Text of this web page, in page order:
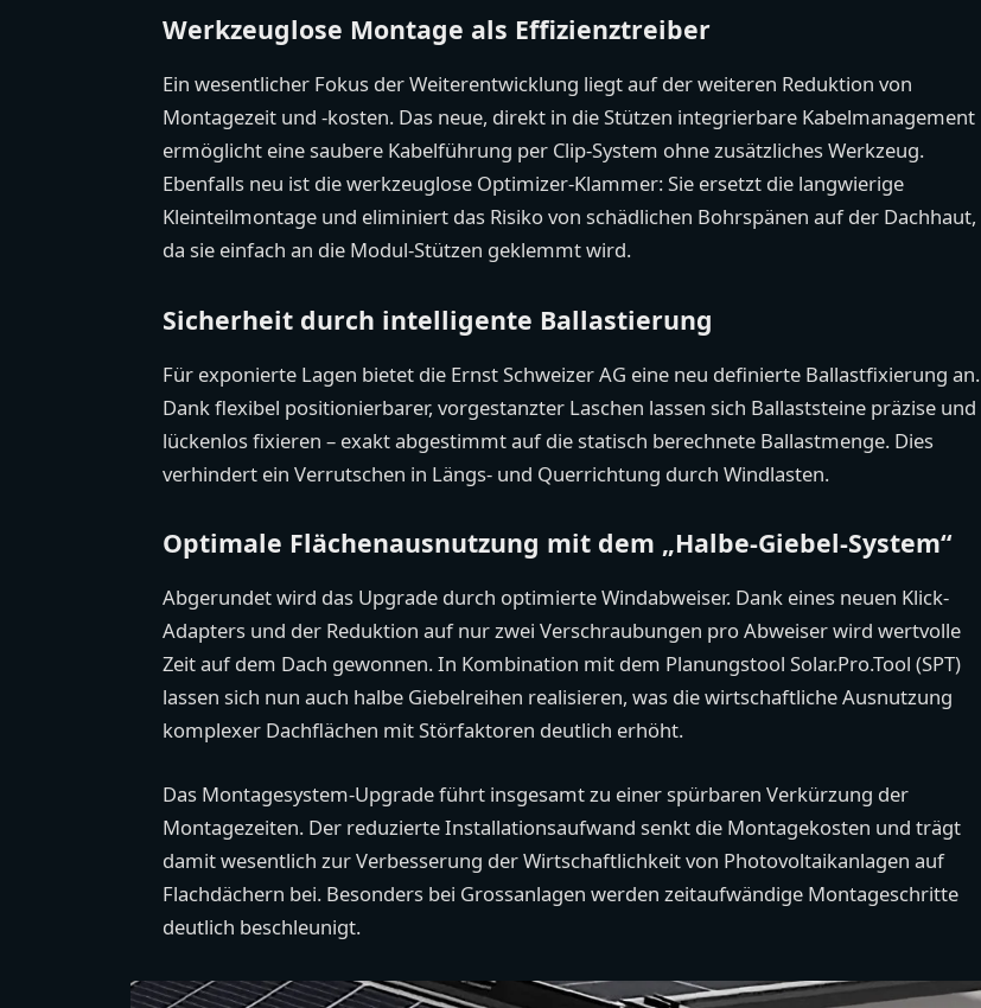
Werkzeuglose Montage als Effizienztreiber
Ein wesentlicher Fokus der Weiterentwicklung liegt auf der weiteren Reduktion von
Montagezeit und -kosten. Das neue, direkt in die Stützen integrierbare Kabelmanagement
ermöglicht eine saubere Kabelführung per Clip-System ohne zusätzliches Werkzeug.
Ebenfalls neu ist die werkzeuglose Optimizer-Klammer: Sie ersetzt die langwierige
Kleinteilmontage und eliminiert das Risiko von schädlichen Bohrspänen auf der Dachhaut,
da sie einfach an die Modul-Stützen geklemmt wird.
Sicherheit durch intelligente Ballastierung
Für exponierte Lagen bietet die Ernst Schweizer AG eine neu definierte Ballastfixierung an.
Dank flexibel positionierbarer, vorgestanzter Laschen lassen sich Ballaststeine präzise und
lückenlos fixieren – exakt abgestimmt auf die statisch berechnete Ballastmenge. Dies
verhindert ein Verrutschen in Längs- und Querrichtung durch Windlasten.
Optimale Flächenausnutzung mit dem „Halbe-Giebel-System“
Abgerundet wird das Upgrade durch optimierte Windabweiser. Dank eines neuen Klick-
Adapters und der Reduktion auf nur zwei Verschraubungen pro Abweiser wird wertvolle
Zeit auf dem Dach gewonnen. In Kombination mit dem Planungstool Solar.Pro.Tool (SPT)
lassen sich nun auch halbe Giebelreihen realisieren, was die wirtschaftliche Ausnutzung
komplexer Dachflächen mit Störfaktoren deutlich erhöht.
Das Montagesystem-Upgrade führt insgesamt zu einer spürbaren Verkürzung der
Montagezeiten. Der reduzierte Installationsaufwand senkt die Montagekosten und trägt
damit wesentlich zur Verbesserung der Wirtschaftlichkeit von Photovoltaikanlagen auf
Flachdächern bei. Besonders bei Grossanlagen werden zeitaufwändige Montageschritte
deutlich beschleunigt.